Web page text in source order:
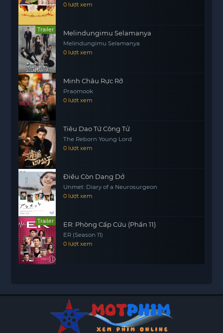
0 lượt xem
Trailer Melindungimu Selamanya
Melindungimu Selamanya
0 lượt xem
Minh Châu Rực Rỡ
Praomook
0 lượt xem
Tiêu Dao Tứ Công Tử
The Reborn Young Lord
0 lượt xem
Điều Còn Dang Dở
Unmet: Diary of a Neurosurgeon
0 lượt xem
Trailer ER: Phòng Cấp Cứu (Phần 11)
ER (Season 11)
0 lượt xem